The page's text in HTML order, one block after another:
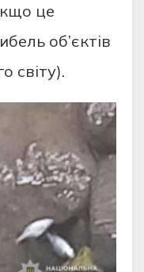
цe
об’єктiв
свiту).